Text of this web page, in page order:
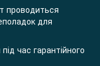
проводиться
для
час гарантійного